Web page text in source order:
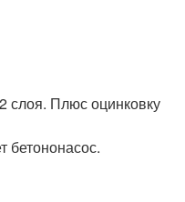
слоя. Плюс оцинковку
бетононасос.